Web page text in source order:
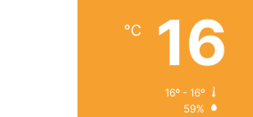
16
℃
16º - 16º
59%